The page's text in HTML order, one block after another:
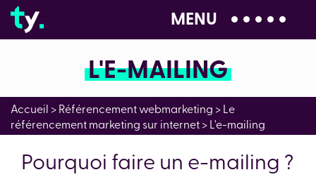
04 28 99 00 80
MENU
L'E-MAILING
Accueil >Référencement webmarketing >Le
référencement marketing sur internet>L'e-mailing
Pourquoi faire un e-mailing ?